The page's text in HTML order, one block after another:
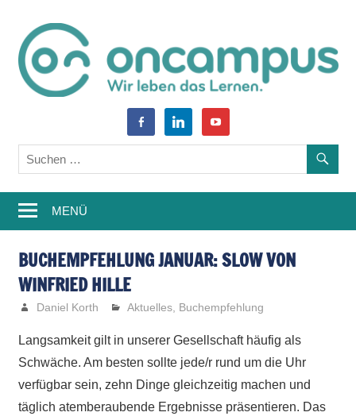
springen
oncampus-
Blog
–
Weiterbildung,
Studium,
Wissen
Learning
facebook-
alt
linkedin youtube
MENÜ
BUCHEMPFEHLUNG JANUAR: SLOW VON
WINFRIED HILLE
Daniel Korth Aktuelles, Buchempfehlung
Langsamkeit gilt in unserer Gesellschaft häufig als
Schwäche. Am besten sollte jede/r rund um die Uhr
verfügbar sein, zehn Dinge gleichzeitig machen und
täglich atemberaubende Ergebnisse präsentieren. Das